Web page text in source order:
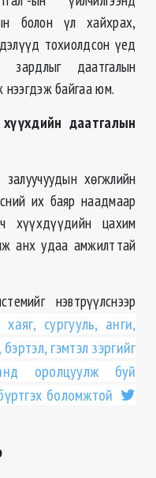
болон үл хайхрах,
тохиолдсон үед
зардлыг даатгалын
нээгдэж байгаа юм.
даатгалын
хөгжлийн
их баяр наадмаар
хүүхдүүдийн цахим
анх удаа амжилттай
нэвтрүүлснээр
сургууль, анги,
гэмтэл зэргийг
оролцуулж буй
боломжтой